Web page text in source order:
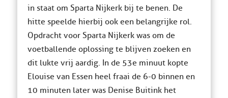
in staat om Sparta Nijkerk bij te benen. De
hitte speelde hierbij ook een belangrijke rol.
Opdracht voor Sparta Nijkerk was om de
voetballende oplossing te blijven zoeken en
dit lukte vrij aardig. In de 53e minuut kopte
Elouise van Essen heel fraai de 6-0 binnen en
10 minuten later was Denise Buitink het